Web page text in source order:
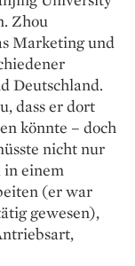
Zhou
Marketing und
Deutschland.
dass er dort
könnte – doch
nicht nur
in einem
(er war
gewesen),